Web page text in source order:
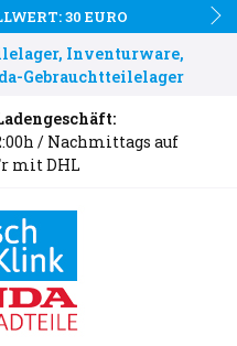
30 EURO
Inventurware,
Gebrauchtteilelager
/ Nachmittags auf
mit DHL